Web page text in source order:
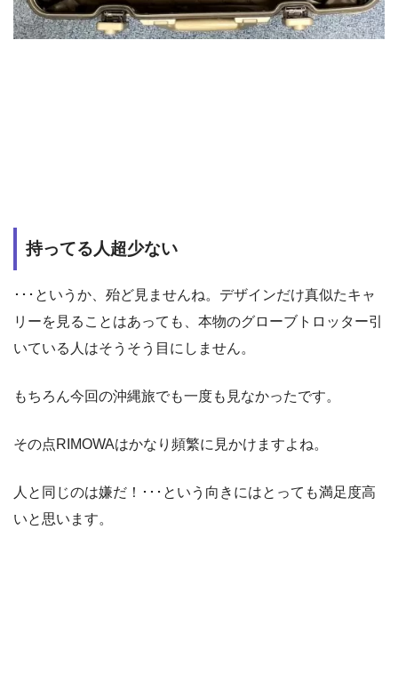
持ってる人超少ない
･･･というか、殆ど見ませんね。デザインだけ真似たキャ
リーを見ることはあっても、本物のグローブトロッター引
いている人はそうそう目にしません。
もちろん今回の沖縄旅でも一度も見なかったです。
その点RIMOWAはかなり頻繁に見かけますよね。
人と同じのは嫌だ！･･･という向きにはとっても満足度高
いと思います。